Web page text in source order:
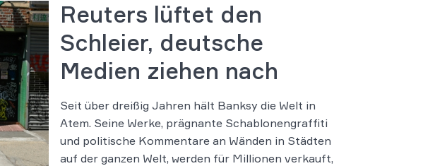
Reuters lüftet den
Schleier, deutsche
Medien ziehen nach
Seit über dreißig Jahren hält Banksy die Welt in
Atem. Seine Werke, prägnante Schablonengraffiti
und politische Kommentare an Wänden in Städten
auf der ganzen Welt, werden für Millionen verkauft,